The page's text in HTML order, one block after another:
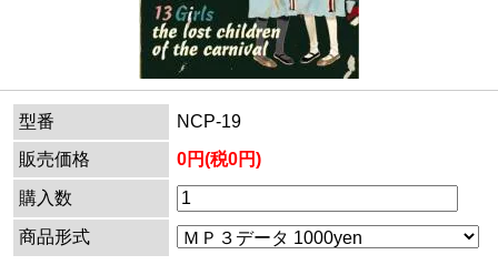
型番
NCP-19
販売価格
0円(税0円)
購入数
商品形式